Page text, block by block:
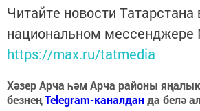
Читайте новости Татарстана
национальном мессенджере
https://max.ru/tatmedia
Хәзер Арча һәм Арча районы
безнеңTelegram-каналданда белә